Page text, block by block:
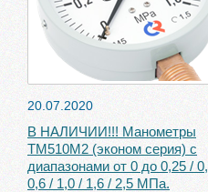
20.07.2020
В НАЛИЧИИ!!! Манометры
ТМ510М2 (эконом серия) с
диапазонами от 0 до 0,25 /
0,6 / 1,0 / 1,6 / 2,5 МПа.